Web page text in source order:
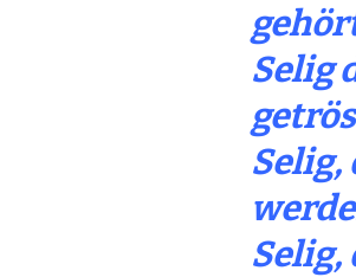
Selig
Selig,
Selig,